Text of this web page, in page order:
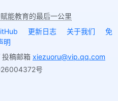
能教育的最后一公里
更新日志 关于我们
免
明
投稿邮箱 xiezuoru@vip.qq.com
号